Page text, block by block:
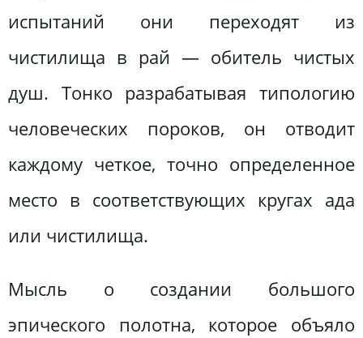
испытаний они переходят из
чистилища в рай — обитель чистых
душ. Тонко разрабатывая типологию
человеческих пороков, он отводит
каждому четкое, точно определенное
место в соответствующих кругах ада
или чистилища.
Мысль о создании большого
эпического полотна, которое объяло